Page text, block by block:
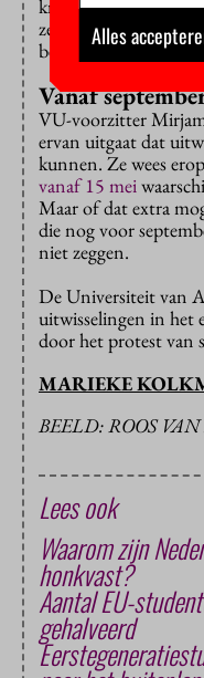
krijgen veel vragen
zei ze. Volgens haar
beslissing voor hen
Vanaf
VU-voorzitter Mirjam
ervan uitgaat dat
kunnen. Ze wees
vanaf 15 mei
Maar of dat extra
die nog voor
niet zeggen.
De Universiteit van
uitwisselingen in het
door het protest van
MARIEKE
BEELD: ROOS
Lees ook
Waarom zijn
honkvast?
Aantal EU-
gehalveerd
Alles